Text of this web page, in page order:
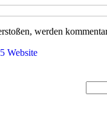
werden